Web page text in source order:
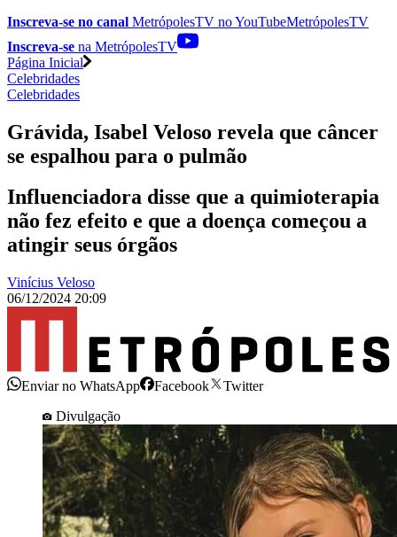
Inscreva-se no canal MetrópolesTV noYouTubeMetrópolesTV
Inscreva-se na MetrópolesTV
Página Inicial
Celebridades
Celebridades
Grávida, Isabel Veloso revela que câncer
se espalhou para o pulmão
Influenciadora disse que a quimioterapia
não fez efeito e que a doença começou a
atingir seus órgãos
Vinícius Veloso
06/12/2024 20:09
Enviar no WhatsApp Facebook
Twitter
Divulgação